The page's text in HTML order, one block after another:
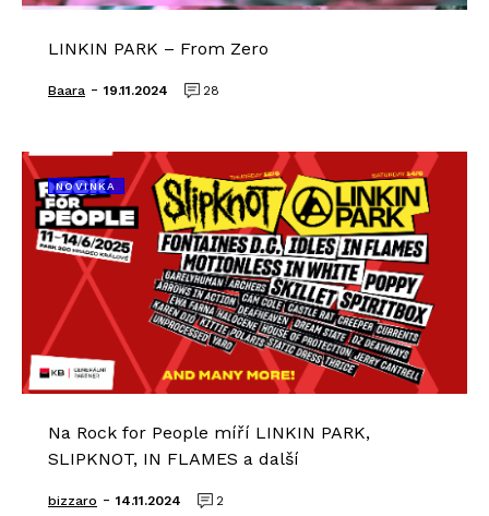
LINKIN PARK – From Zero
Baara - 19.11.2024 28
NOVINKA
Na Rock for People míří LINKIN PARK,
SLIPKNOT, IN FLAMES a další
bizzaro - 14.11.2024 2